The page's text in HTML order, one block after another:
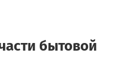
бытовой